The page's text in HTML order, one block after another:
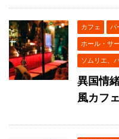
カフェ バ
ホール・サ
ソムリエ、
異国情
風カフ